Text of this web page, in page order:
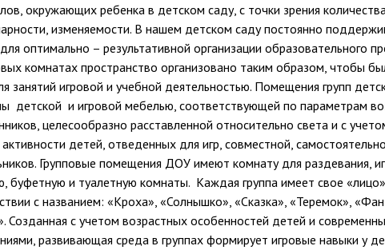
окружающих ребенка в детском саду, с точки зрения
изменяемости. В нашем детском саду постоянно
оптимально – результативной организации образовательного
комнатах пространство организовано таким образом, чтобы
занятий игровой и учебной деятельностью. Помещения групп
детской и игровой мебелью, соответствующей по параметрам
целесообразно расставленной относительно света и с
детей, отведенных для игр, совместной,
Групповые помещения ДОУ имеют комнату для раздевания,
буфетную и туалетную комнаты. Каждая группа имеет свое
с названием: «Кроха», «Солнышко», «Сказка», «Теремок»,
Созданная с учетом возрастных особенностей детей и
развивающая среда в группах формирует игровые навыки у